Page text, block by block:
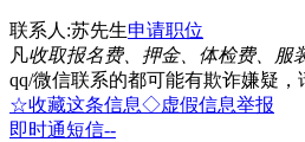
联系人:苏先生申请职位
凡收取报名费、押金、体检费、服
qq/微信联系的都可能有欺诈嫌疑，
☆收藏这条信息◇虚假信息举报
即时通短信--